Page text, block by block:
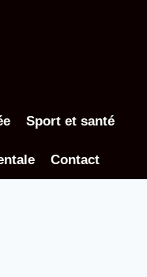
Sport et santé
Contact